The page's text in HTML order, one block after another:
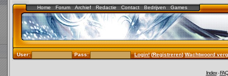
Home Forum Archief Redactie Contact Bedrijven Games
User: Pass: Login!(Registreren)Wachtwoord
Index-FAQ